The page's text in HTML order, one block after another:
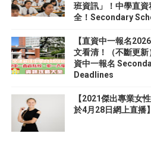
班資訊」！中學直
全！Secondary
【直資中一報名
文看清！（不斷更
資中一報名
Deadlines
【2021傑出專業女
於4月28日網上直播】